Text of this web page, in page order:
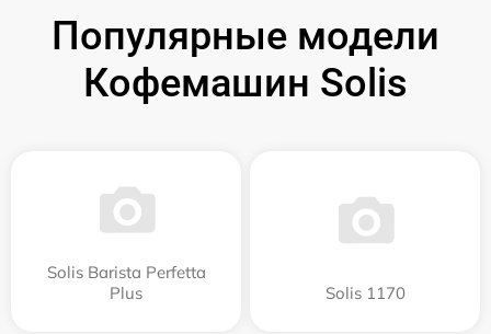
Популярные модели
Кофемашин Solis
Solis Barista Perfetta
Plus
Solis 1170